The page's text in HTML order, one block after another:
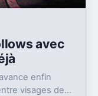
avec
enfin
visages de